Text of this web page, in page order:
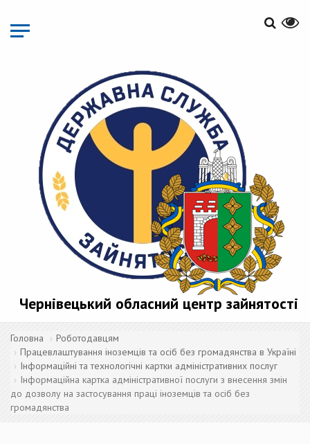
основного
матеріалу
Чернівецький обласний центр зайнятості
Головна
Роботодавцям
Працевлаштування іноземців та осіб без громадянства в Україні
Інформаційні та технологічні картки адміністративних послуг
Інформаційна картка адміністративної послуги з внесення змін
до дозволу на застосування праці іноземців та осіб без
громадянства